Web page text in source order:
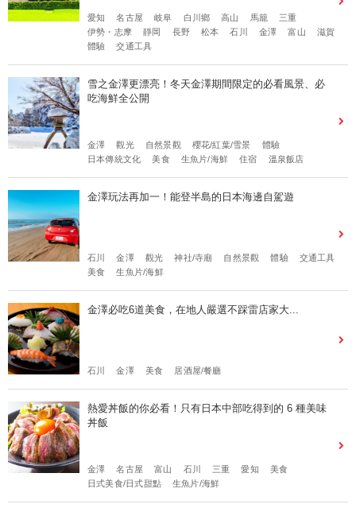
愛知 名古屋 岐阜 白川鄉 高山 馬籠
三重
伊勢・志摩
靜岡 長野 松本 石川 金澤 富山
滋賀
體驗
交通工具
雪之金澤更漂亮！冬天金澤期間限定的必看風景、必
吃海鮮全公開
金澤 觀光 自然景觀 櫻花/紅葉/雪景
體驗
日本傳統文化
美食 生魚片/海鮮 住宿 溫泉飯店
金澤玩法再加一！能登半島的日本海邊自駕遊
石川 金澤 觀光 神社/寺廟 自然景觀 體驗
交通工具
美食
生魚片/海鮮
金澤必吃6道美食，在地人嚴選不踩雷店家大...
石川 金澤 美食 居酒屋/餐廳
熱愛丼飯的你必看！只有日本中部吃得到的 6 種美味
丼飯
金澤 名古屋 富山 石川 三重 愛知
美食
日式美食/日式甜點
生魚片/海鮮